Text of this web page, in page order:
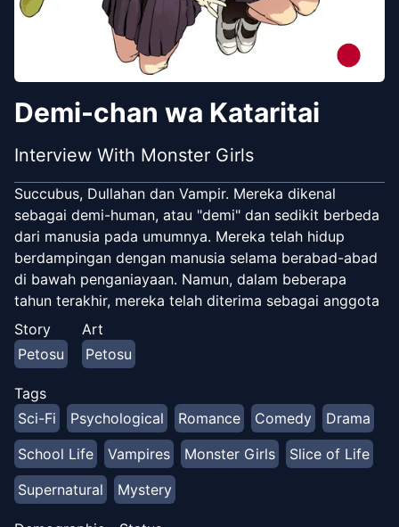
Demi-chan wa Kataritai
Interview With Monster Girls
Succubus, Dullahan dan Vampir. Mereka dikenal
sebagai demi-human, atau "demi" dan sedikit berbeda
dari manusia pada umumnya. Mereka telah hidup
berdampingan dengan manusia selama berabad-abad
di bawah penganiayaan. Namun, dalam beberapa
tahun terakhir, mereka telah diterima sebagai anggota
masyarakat. Manga ini mengikuti seorang guru biologi
sekolah menengah yang memiliki minat besar pada
demis dan interaksinya dengan berbagai demis di
sekolahnya, masing-masing dengan masalah lucu
mereka sendiri. [INKR Comics]
(https://comics.inkr.com/title/ 307-wawancara-
dengan-monster-girls?utm_source=mgd)
Story
Petosu
Art
Petosu
Tags
Sci-Fi
Psychological Romance Comedy
Drama
School Life
Vampires Monster Girls
Slice of Life
Supernatural
Mystery